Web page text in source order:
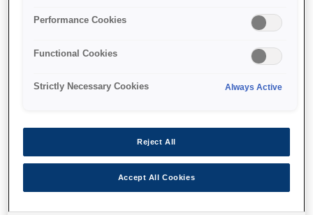
Find support
Performance Cookies
Functional Cookies
Strictly Necessary Cookies Always Active
Reject All
Accept All Cookies